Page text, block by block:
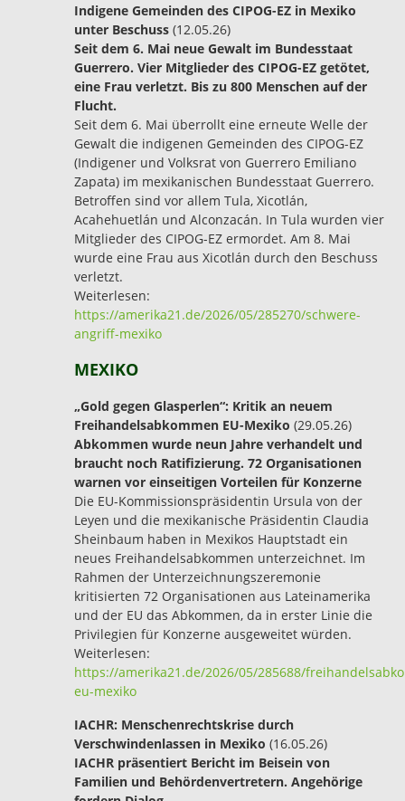
Indigene Gemeinden des CIPOG-EZ in Mexiko
unter Beschuss (12.05.26)
Seit dem 6. Mai neue Gewalt im Bundesstaat
Guerrero. Vier Mitglieder des CIPOG-EZ getötet,
eine Frau verletzt. Bis zu 800 Menschen auf der
Flucht.
Seit dem 6. Mai überrollt eine erneute Welle der
Gewalt die indigenen Gemeinden des CIPOG-EZ
(Indigener und Volksrat von Guerrero Emiliano
Zapata) im mexikanischen Bundesstaat Guerrero.
Betroffen sind vor allem Tula, Xicotlán,
Acahehuetlán und Alconzacán. In Tula wurden vier
Mitglieder des CIPOG-EZ ermordet. Am 8. Mai
wurde eine Frau aus Xicotlán durch den Beschuss
verletzt.
Weiterlesen:
https://amerika21.de/2026/05/285270/schwere-
angriff-mexiko
MEXIKO
„Gold gegen Glasperlen“: Kritik an neuem
Freihandelsabkommen EU-Mexiko (29.05.26)
Abkommen wurde neun Jahre verhandelt und
braucht noch Ratifizierung. 72 Organisationen
warnen vor einseitigen Vorteilen für Konzerne
Die EU-Kommissionspräsidentin Ursula von der
Leyen und die mexikanische Präsidentin Claudia
Sheinbaum haben in Mexikos Hauptstadt ein
neues Freihandelsabkommen unterzeichnet. Im
Rahmen der Unterzeichnungszeremonie
kritisierten 72 Organisationen aus Lateinamerika
und der EU das Abkommen, da in erster Linie die
Privilegien für Konzerne ausgeweitet würden.
Weiterlesen:
https://amerika21.de/2026/05/285688/
eu-mexiko
IACHR: Menschenrechtskrise durch
Verschwindenlassen in Mexiko (16.05.26)
IACHR präsentiert Bericht im Beisein von
Familien und Behördenvertretern. Angehörige